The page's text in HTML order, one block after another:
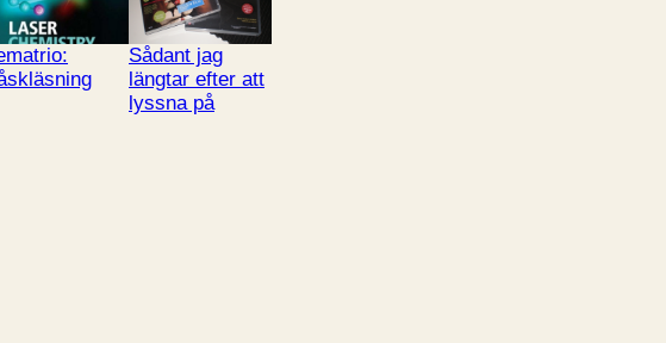
Sådant jag
längtar efter att
lyssna på